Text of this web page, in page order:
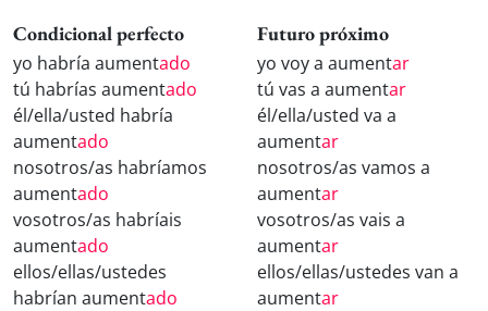
Condicional perfecto
yo habría aumentado
tú habrías aumentado
él/ella/usted habría
aumentado
nosotros/as habríamos
aumentado
vosotros/as habríais
aumentado
ellos/ellas/ustedes
habrían aumentado
Futuro próximo
yo voy a aumentar
tú vas a aumentar
él/ella/usted va a
aumentar
nosotros/as vamos a
aumentar
vosotros/as vais a
aumentar
ellos/ellas/ustedes van a
aumentar